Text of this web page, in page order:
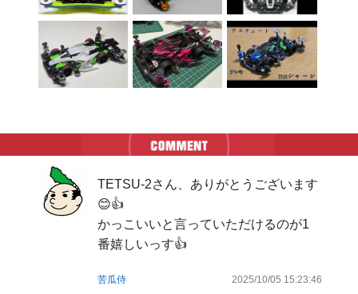
TETSU-2さん、ありがとうございます
😊👍
かっこいいと言っていただけるのが1
番嬉しいっす👍
苦瓜侍 2025/10/05 15:23:46